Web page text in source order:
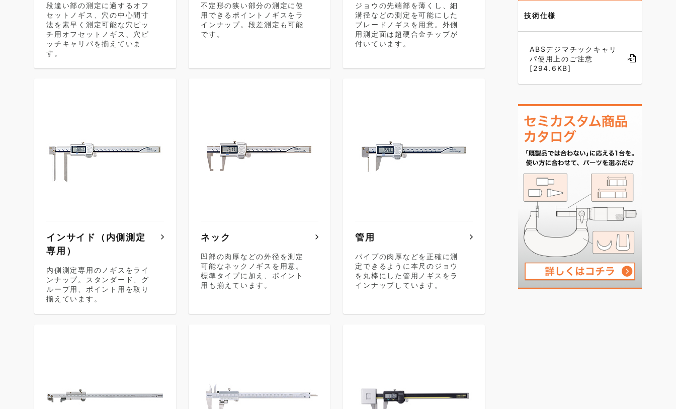
段違い部の測定に適するオフ
セットノギス、穴の中心間寸
法を素早く測定可能な穴ピッ
チ用オフセットノギス、穴ピ
ッチキャリパを揃えていま
す。
不定形の狭い部分の測定に使
用できるポイントノギスをラ
インナップ。段差測定も可能
です。
ジョウの先端部を薄くし、細
溝径などの測定を可能にした
ブレードノギスを用意。外側
用測定面は超硬合金チップが
付いています。
インサイド（内側測定
専用）
内側測定専用のノギスをライ
ンナップ。スタンダード、グ
ループ用、ポイント用を取り
揃えています。
ネック
凹部の肉厚などの外径を測定
可能なネックノギスを用意。
標準タイプに加え、ポイント
用も揃えています。
管用
パイプの肉厚などを正確に測
定できるように本尺のジョウ
を丸棒にした管用ノギスをラ
インナップしています。
技術仕様
ABSデジマチックキャリ
パ使用上のご注意
[294.6KB]